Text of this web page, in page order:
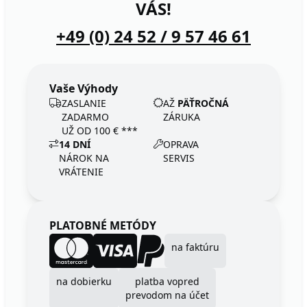
VÁS!
+49 (0) 24 52 / 9 57 46 61
Vaše Výhody
ZASLANIE
ZADARMO
UŽ OD 100 € ***
AŽ PÄŤROČNÁ
ZÁRUKA
14 DNÍ
NÁROK NA
VRÁTENIE
OPRAVA
SERVIS
PLATOBNÉ METÓDY
na faktúru
na dobierku
platba vopred
prevodom na účet